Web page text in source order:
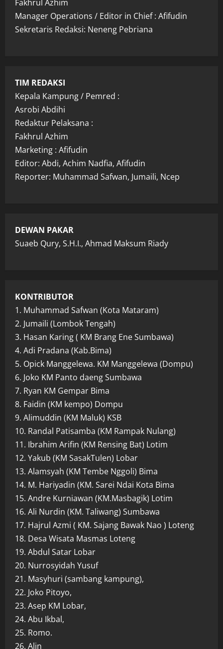
Fakhrul Azhim
Manager Operations / Editor in Chief : Afifudin
Sekretaris Redaksi: Neneng Pebriana
TIM REDAKSI
Kepala Kampung / Pemred :
Asrobi Abdihi
Redaktur Pelaksana :
Fakhrul Azhim
Marketing : Afifudin
Editor: Abdi, Achim Nadfia, Afifudin
Reporter: Muhammad Safwan, Jumaili, Ncep
DEWAN PAKAR
Suaeb Qury, S.H.I., Ahmad Maksum Riady
KONTRIBUTOR
1. Muhammad Safwan (Kota Mataram)
2. Jumaili (Lombok Tengah)
3. Hasan Karing ( KM Brang Ene Sumbawa)
4. Adi Pradana (Kab.Bima)
5. Opick Manggelewa. KM Manggelewa (Dompu)
6. Joko KM Panto daeng Sumbawa
7. Ryan KM Gempar Bima
8. Faidin (KM kempo) Dompu
9. Alimuddin (KM Maluk) KSB
10. Randal Patisamba (KM Rampak Nulang)
11. Ibrahim Arifin (KM Rensing Bat) Lotim
12. Yakub (KM SasakTulen) Lobar
13. Alamsyah (KM Tembe Nggoli) Bima
14. M. Hariyadin (KM. Sarei Ndai Kota Bima
15. Andre Kurniawan (KM.Masbagik) Lotim
16. Ali Nurdin (KM. Taliwang) Sumbawa
17. Hajrul Azmi ( KM. Sajang Bawak Nao ) Loteng
18. Desa Wisata Masmas Loteng
19. Abdul Satar Lobar
20. Nurrosyidah Yusuf
21. Masyhuri (sambang kampung),
22. Joko Pitoyo,
23. Asep KM Lobar,
24. Abu Ikbal,
25. Romo.
26. Alin